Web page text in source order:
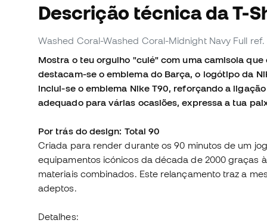
Descrição técnica da T-
Washed Coral-Washed Coral-Midnight Navy Full ref.
Mostra o teu orgulho "culé" com uma camisola
destacam-se o emblema do Barça, o logótipo da
inclui-se o emblema Nike T90, reforçando a
adequado para várias ocasiões, expressa a tua
Por trás do design: Total 90
Criada para render durante os 90 minutos de um
equipamentos icónicos da década de 2000 graças
materiais combinados. Este relançamento traz a
adeptos.
Detalhes: